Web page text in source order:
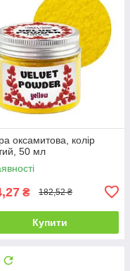
оксамитова, колір
50 мл
₴ 182,52 ₴
Купити